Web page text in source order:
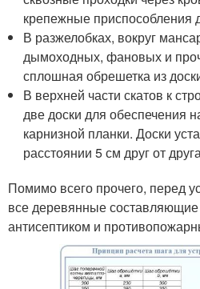
крепежные приспособления
В разжелобках, вокруг
дымоходных, фановых и
сплошная обрешетка из
В верхней части скатов к
две доски для обеспечения
карнизной планки. Доски
расстоянии 5 см друг от
Помимо всего прочего, перед
все деревянные составляющие
антисептиком и